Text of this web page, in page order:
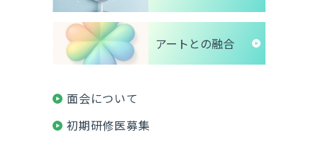
アートとの融合
面会について
初期研修医募集